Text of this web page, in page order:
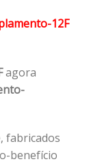
12F
agora
fabricados
benefício